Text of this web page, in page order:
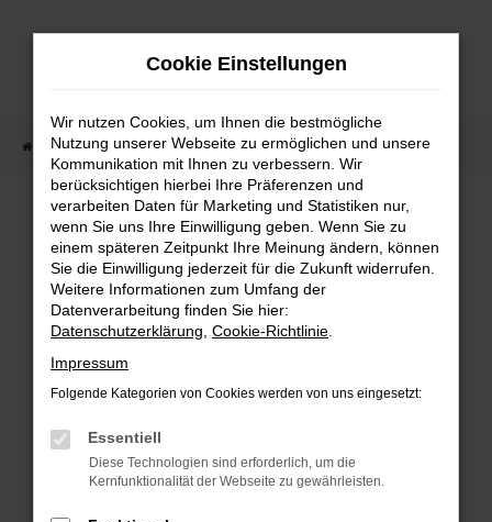
Zum
Startseite Fahrzeugangebote Fahrzeugmarkt
Fahrzeugmarkt
Fehler: Network Error
Beim Laden ist ein Fehler aufgetreten.
Hier sind ein paar Tipps, die dir helfen können:
Überprüfe deine Firewall und deine
Internetverbindung.
Cookie Einstellungen
Wir nutzen Cookies, um Ihnen die bestmögliche
Nutzung unserer Webseite zu ermöglichen und unsere
Kommunikation mit Ihnen zu verbessern. Wir
berücksichtigen hierbei Ihre Präferenzen und
verarbeiten Daten für Marketing und Statistiken nur,
wenn Sie uns Ihre Einwilligung geben. Wenn Sie zu
einem späteren Zeitpunkt Ihre Meinung ändern, können
Sie die Einwilligung jederzeit für die Zukunft widerrufen.
Weitere Informationen zum Umfang der
Datenverarbeitung finden Sie hier:
Datenschutzerklärung Cookie-Richtlinie
Impressum
Folgende Kategorien von Cookies werden von uns eingesetzt:
Essentiell
Diese Technologien sind erforderlich, um die
Kernfunktionalität der Webseite zu gewährleisten.